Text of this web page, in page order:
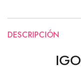
DESCRIPCIÓN